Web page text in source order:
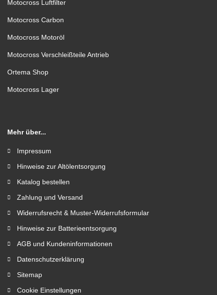
Motocross Luftfilter
Motocross Carbon
Motocross Motoröl
Motocross Verschleißteile Antrieb
Ortema Shop
Motocross Lager
Mehr über...
Impressum
Hinweise zur Altölentsorgung
Katalog bestellen
Zahlung und Versand
Widerrufsrecht & Muster-Widerrufsformular
Hinweise zur Batterieentsorgung
AGB und Kundeninformationen
Datenschutzerklärung
Sitemap
Cookie Einstellungen